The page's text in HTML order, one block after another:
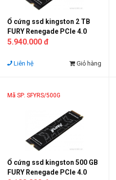
Ổ cứng ssd kingston 2 TB
FURY Renegade PCIe 4.0
NVMe M.2
5.940.000 đ
Liên hệ Giỏ hàng
Mã SP: SFYRS/500G
Ổ cứng ssd kingston 500 GB
FURY Renegade PCIe 4.0